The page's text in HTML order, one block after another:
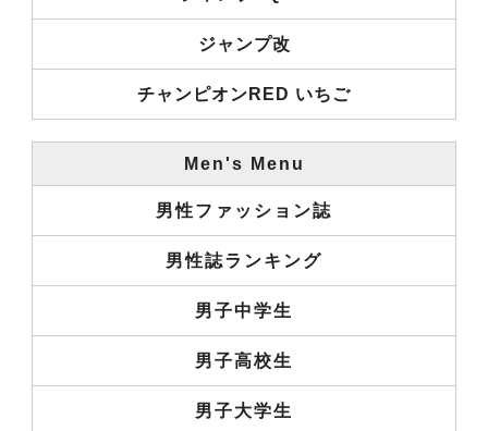
ジャンプ改
チャンピオンRED いちご
Men's Menu
男性ファッション誌
男性誌ランキング
男子中学生
男子高校生
男子大学生